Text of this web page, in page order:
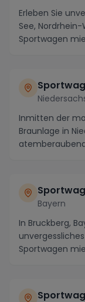
Erleben Sie
See,
Sportwagen
Inmitten der
Braunlage in
Bayern
In Bruckberg,
Sportwagen